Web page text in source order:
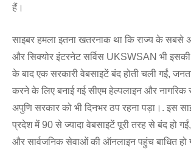
हैं।
साइबर हमला इतना खतरनाक था कि राज्य के सबसे
और सिक्योर इंटरनेट सर्विस UKSWSAN भी
के बाद एक सरकारी वेबसाइटें बंद होती चली गईं,
करने के लिए बनाई गई सीएम हेल्पलाइन और नागरिक
अपुणि सरकार को भी दिनभर ठप रहना पड़ा।. इस
प्रदेश में 90 से ज्यादा वेबसाइटें पूरी तरह से बंद हो
और सार्वजनिक सेवाओं की ऑनलाइन पहुंच बाधित हो